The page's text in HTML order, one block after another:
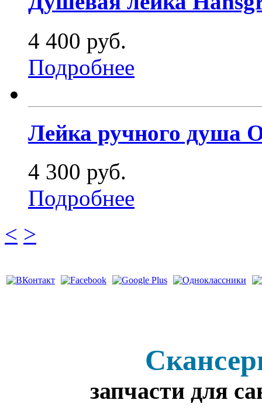
4 400 руб.
Подробнее
Лейка ручного душа
4 300 руб.
Подробнее
< >
запчасти для